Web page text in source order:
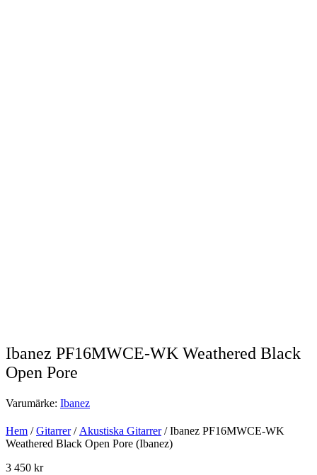
Ibanez PF16MWCE-WK Weathered Black
Open Pore
Varumärke: Ibanez
Hem /Gitarrer/Akustiska Gitarrer/ Ibanez PF16MWCE-WK
Weathered Black Open Pore (Ibanez)
3 450 kr